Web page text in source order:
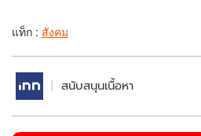
แท็ก : สังคม
สนับสนุนเนื้อหา